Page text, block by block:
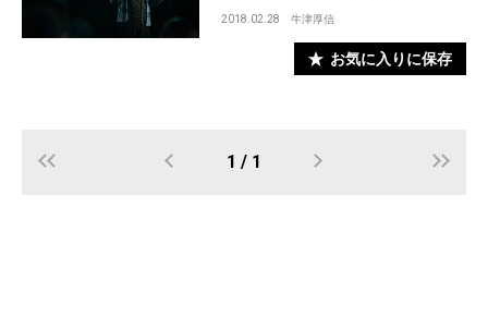
2018.02.28 牛津厚信
お気に入りに保存
1 / 1